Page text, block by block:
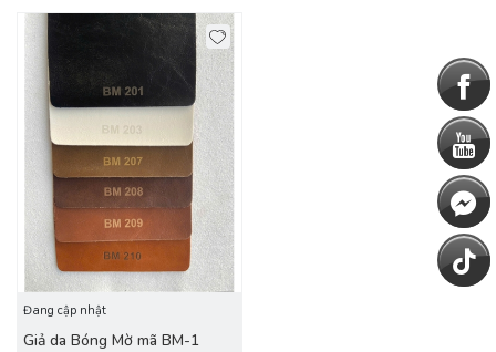
Đang cập nhật
Giả da Bóng Mờ mã BM-1